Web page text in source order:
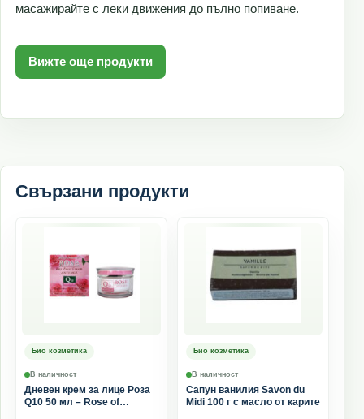
масажирайте с леки движения до пълно попиване.
Вижте още продукти
Свързани продукти
Био козметика
В наличност
Дневен крем за лице Роза
Q10 50 мл – Rose of
Био козметика
В наличност
Сапун ванилия Savon du
Midi 100 г с масло от карите